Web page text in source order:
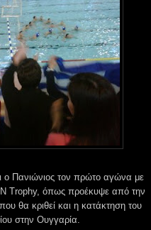
ο Πανιώνιος τον πρώτο αγώνα με
Trophy, όπως προέκυψε από την
θα κριθεί και η κατάκτηση του
στην Ουγγαρία.